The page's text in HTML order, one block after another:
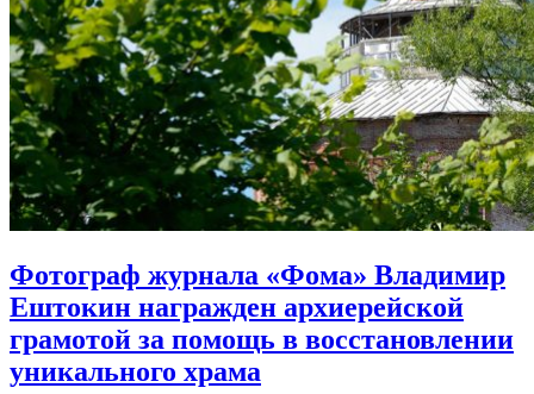
Фотограф журнала «Фома» Владимир
Ештокин награжден архиерейской
грамотой за помощь в восстановлении
уникального храма